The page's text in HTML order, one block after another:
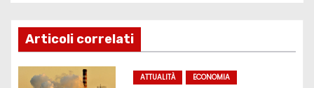
g
a
Articoli correlati
ATTUALITÀ ECONOMIA